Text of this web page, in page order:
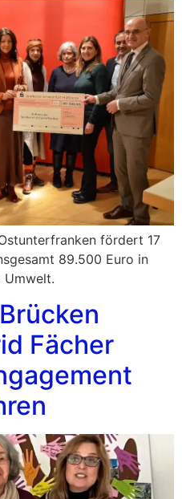
fördert 17
89.500 Euro in
Umwelt.
Fächer